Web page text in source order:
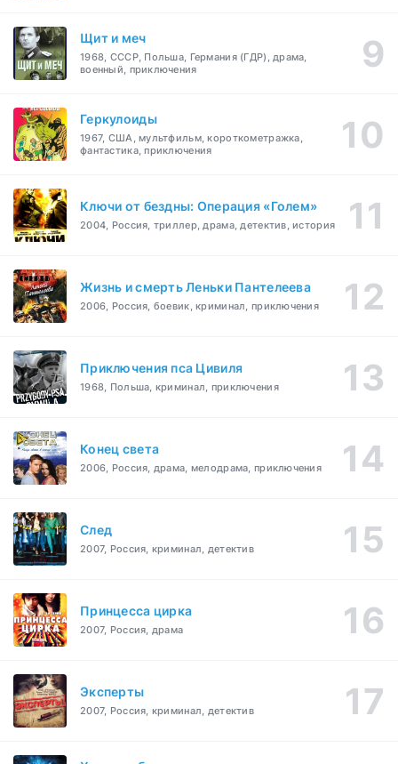
Щит и меч
1968, СССР, Польша, Германия (ГДР), драма,
военный, приключения
Геркулоиды
1967, США, мультфильм, короткометражка,
фантастика, приключения
Ключи от бездны: Операция «Голем»
2004, Россия, триллер, драма, детектив, история
Жизнь и смерть Леньки Пантелеева
2006, Россия, боевик, криминал, приключения
Приключения пса Цивиля
1968, Польша, криминал, приключения
Конец света
2006, Россия, драма, мелодрама, приключения
След
2007, Россия, криминал, детектив
Принцесса цирка
2007, Россия, драма
Эксперты
2007, Россия, криминал, детектив